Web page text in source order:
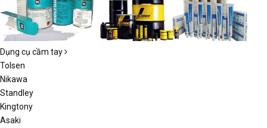
Dụng cụ cầm tay
Tolsen
Nikawa
Standley
Kingtony
Asaki